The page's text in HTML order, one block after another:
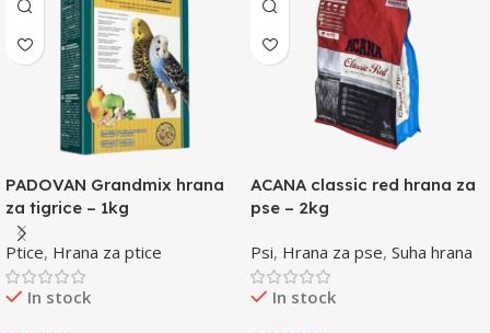
PADOVAN Grandmix hrana
za tigrice – 1kg
Ptice, Hrana za ptice
In stock
ACANA classic red hrana za
pse – 2kg
Psi, Hrana za pse, Suha hrana
In stock